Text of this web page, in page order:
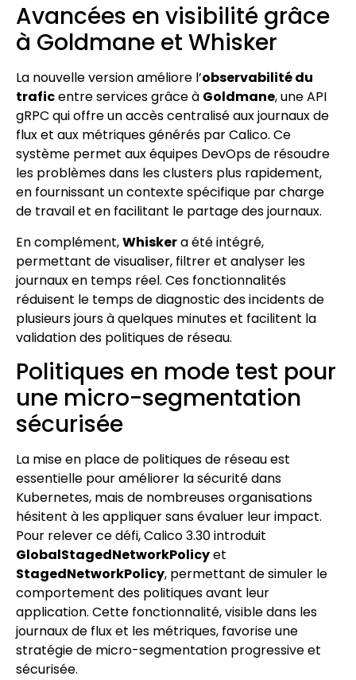
Avancées en visibilité grâce
à Goldmane et Whisker
La nouvelle version améliore l’observabilité du
traficentre services grâce à Goldmane, une API
gRPC qui offre un accès centralisé aux journaux de
flux et aux métriques générés par Calico. Ce
système permet aux équipes DevOps de résoudre
les problèmes dans les clusters plus rapidement,
en fournissant un contexte spécifique par charge
de travail et en facilitant le partage des journaux.
En complément,Whiskera été intégré,
permettant de visualiser, filtrer et analyser les
journaux en temps réel. Ces fonctionnalités
réduisent le temps de diagnostic des incidents de
plusieurs jours à quelques minutes et facilitent la
validation des politiques de réseau.
Politiques en mode test pour
une micro-segmentation
sécurisée
La mise en place de politiques de réseau est
essentielle pour améliorer la sécurité dans
Kubernetes, mais de nombreuses organisations
hésitent à les appliquer sans évaluer leur impact.
Pour relever ce défi, Calico 3.30 introduit
GlobalStagedNetworkPolicyet
StagedNetworkPolicy, permettant de simuler le
comportement des politiques avant leur
application. Cette fonctionnalité, visible dans les
journaux de flux et les métriques, favorise une
stratégie de micro-segmentation progressive et
sécurisée.